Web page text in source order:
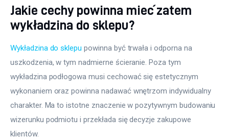
Jakie cechy powinna mieć zatem
wykładzina do sklepu?
Wykładzina do sklepu powinna być trwała i odporna na
uszkodzenia, w tym nadmierne ścieranie. Poza tym
wykładzina podłogowa musi cechować się estetycznym
wykonaniem oraz powinna nadawać wnętrzom indywidualny
charakter. Ma to istotne znaczenie w pozytywnym budowaniu
wizerunku podmiotu i przekłada się decyzje zakupowe
klientów.